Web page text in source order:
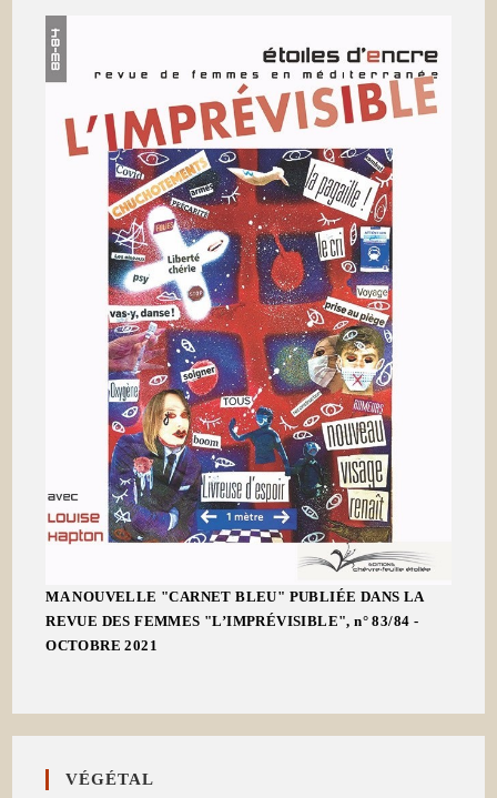
MA NOUVELLE "CARNET BLEU" PUBLIÉE DANS LA
REVUE DES FEMMES "L’IMPRÉVISIBLE", n° 83/84 -
OCTOBRE 2021
VÉGÉTAL